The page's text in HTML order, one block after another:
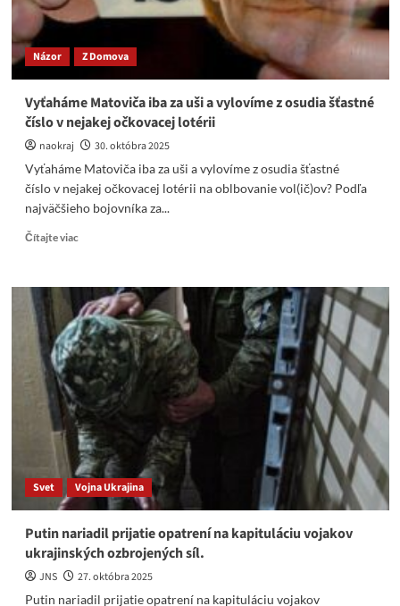
Názor Z Domova
Vyťaháme Matoviča iba za uši a vylovíme z osudia šťastné
číslo v nejakej očkovacej lotérii
naokraj
30. októbra 2025
Vyťaháme Matoviča iba za uši a vylovíme z osudia šťastné
číslo v nejakej očkovacej lotérii na oblbovanie vol(ič)ov? Podľa
najväčšieho bojovníka za...
Čítajte viacRead
Vyťaháme
Matoviča
iba
za
uši
a
vylovíme
z
osudia šťastné
číslo v
nejakej
očkovacej
lotérii
Svet Vojna Ukrajina
Putin nariadil prijatie opatrení na kapituláciu vojakov
ukrajinských ozbrojených síl.
JNS
27. októbra 2025
Putin nariadil prijatie opatrení na kapituláciu vojakov